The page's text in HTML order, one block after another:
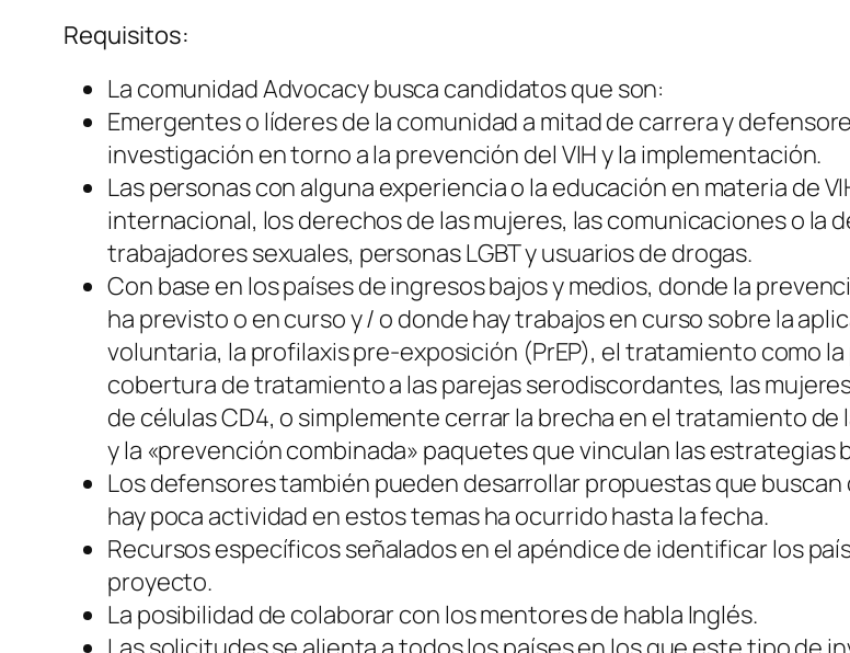
Requisitos:
La comunidad Advocacy busca candidatos que son:
Emergentes o líderes de la comunidad a mitad de carrera y
investigación en torno a la prevención del VIH y la implementación.
Las personas con alguna experiencia o la educación en materia de
internacional, los derechos de las mujeres, las comunicaciones o la
trabajadores sexuales, personas LGBT y usuarios de drogas.
Con base en los países de ingresos bajos y medios, donde la
ha previsto o en curso y / o donde hay trabajos en curso sobre la
voluntaria, la profilaxis pre-exposición (PrEP), el tratamiento como
cobertura de tratamiento a las parejas serodiscordantes, las
de células CD4, o simplemente cerrar la brecha en el tratamiento
y la «prevención combinada» paquetes que vinculan las estrategias
Los defensores también pueden desarrollar propuestas que
hay poca actividad en estos temas ha ocurrido hasta la fecha.
Recursos específicos señalados en el apéndice de identificar los
proyecto.
La posibilidad de colaborar con los mentores de habla Inglés.